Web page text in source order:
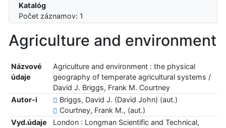
Katalóg
Počet záznamov: 1
Agriculture and environment
Názvové
údaje
Agriculture and environment : the physical
geography of temperate agricultural systems /
David J. Briggs, Frank M. Courtney
Autor-i
Briggs, David J. (David John) (aut.)
Courtney, Frank M., (aut.)
Vyd.údaje
London : Longman Scientific and Technical,